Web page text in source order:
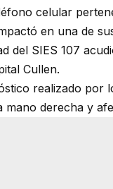
celular
en una de
del SIES 107
Cullen.
realizado por
derecha y